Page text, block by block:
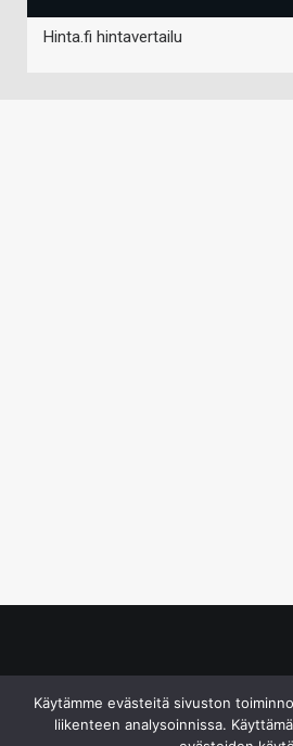
Hinta.fi hintavertailu
Käytämme evästeitä sivuston
liikenteen analysoinnissa.